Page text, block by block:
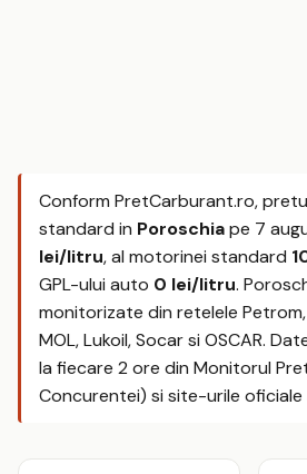
Conform PretCarburant.ro,
standard in Poroschiape 7
lei/litru, al motorinei standard
GPL-ului auto 0 lei/litru.
monitorizate din retelele
MOL, Lukoil, Socar si OSCAR.
la fiecare 2 ore din Monitorul
Concurentei) si site-urile oficiale